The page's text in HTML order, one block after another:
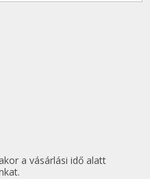
a vásárlási idő alatt